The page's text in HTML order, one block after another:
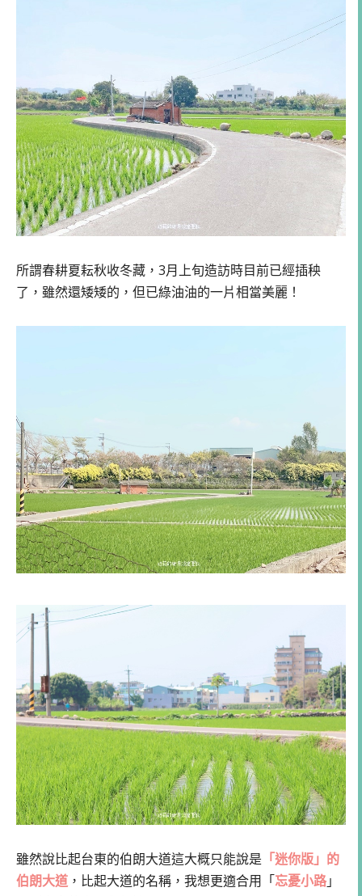
所謂春耕夏耘秋收冬藏，3月上旬造訪時目前已經插秧
了，雖然還矮矮的，但已綠油油的一片相當美麗！
雖然說比起台東的伯朗大道這大概只能說是 「迷你版」的
伯朗大道 ，比起大道的名稱，我想更適合用「忘憂小路」